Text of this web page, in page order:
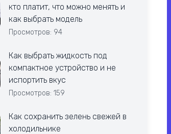
кто платит, что можно менять и
как выбрать модель
Просмотров: 94
Как выбрать жидкость под
компактное устройство и не
испортить вкус
Просмотров: 159
Как сохранить зелень свежей в
холодильнике